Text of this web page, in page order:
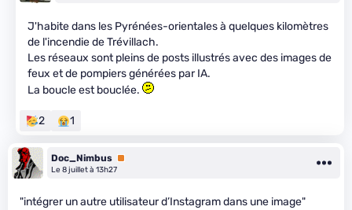
J'habite dans les Pyrénées-orientales à quelques kilomètres
de l'incendie de Trévillach.
Les réseaux sont pleins de posts illustrés avec des images de
feux et de pompiers générées par IA.
La boucle est bouclée.
2 1
Doc_Nimbus Premium
Le 8 juillet à 13h27
"intégrer un autre utilisateur d’Instagram dans une image"